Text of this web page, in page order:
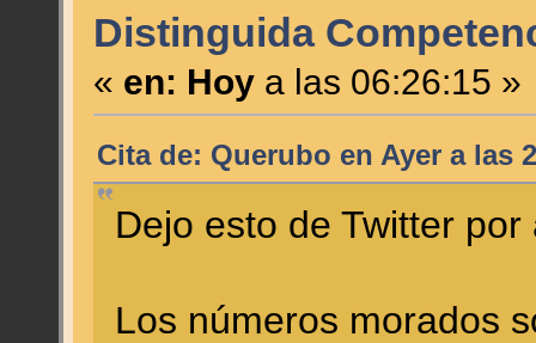
Distinguida
« en: Hoya las 06:26:15 »
Cita de: Querubo en Ayera las
Dejo esto de Twitter
Los números morados